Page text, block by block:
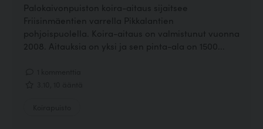
Palokaivonpuiston koira-aitaus sijaitsee
Friisinmäentien varrella Pikkalantien
pohjoispuolella. Koira-aitaus on valmistunut vuonna
2008. Aitauksia on yksi ja sen pinta-ala on 1500...